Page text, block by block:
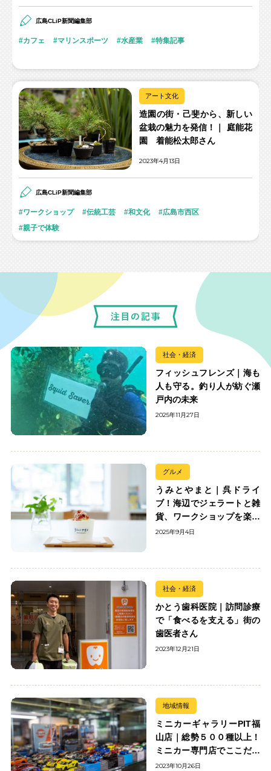
広島CLiP新聞編集部
カフェ マリンスポーツ 水産業 特集記事
アート文化
造園の街・己斐から、新しい
盆栽の魅力を発信！｜ 庭能花
園 着能松太郎さん
2023年4月13日
広島CLiP新聞編集部
ワークショップ 伝統工芸 和文化
広島市西区
親子で体験
社会・経済
フィッシュフレンズ｜海も
人も守る。釣り人が紡ぐ瀬
戸内の未来
2025年11月27日
グルメ
うみとやまと｜呉ドライ
ブ！海辺でジェラートと雑
貨、ワークショップを楽し
む
2025年9月4日
社会・経済
かとう歯科医院｜訪問診療
で「食べるを支える」街の
歯医者さん
2023年12月21日
地域情報
ミニカーギャラリーPIT福
山店｜総勢５００種以上！
ミニカー専門店でここだけ
の出会いを楽しもう
2023年10月26日